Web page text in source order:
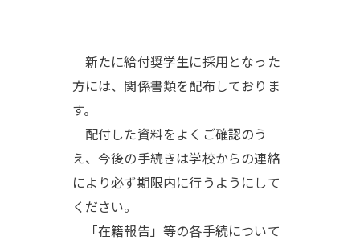
新たに給付奨学生に採用となった
方には、関係書類を配布しておりま
す。
配付した資料をよくご確認のう
え、今後の手続きは学校からの連絡
により必ず期限内に行うようにして
ください。
「在籍報告」等の各手続について